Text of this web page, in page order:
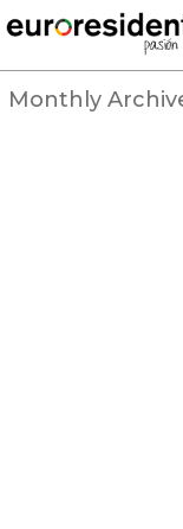
Monthly